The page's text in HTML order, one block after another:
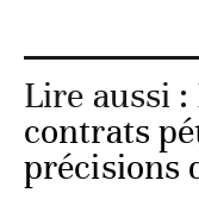
Lire aussi :
contrats
précisions